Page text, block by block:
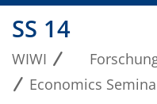
SS 14
WIWI
Economics